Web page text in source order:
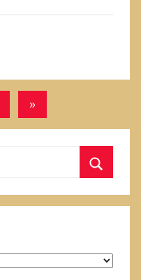
Следующие
»
о
к